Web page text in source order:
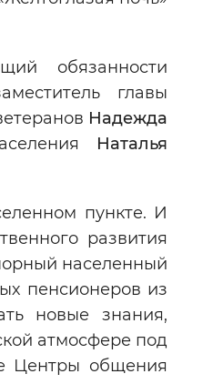
обязанности
главы
Надежда
Наталья
пункте. И
развития
населенный
пенсионеров из
новые знания,
атмосфере под
Центры общения